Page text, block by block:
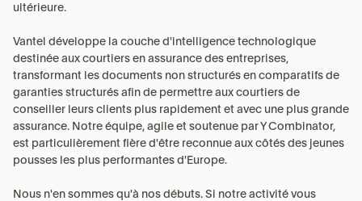
ultérieure.
Vantel développe la couche d'intelligence technologique
destinée aux courtiers en assurance des entreprises,
transformant les documents non structurés en comparatifs de
garanties structurés afin de permettre aux courtiers de
conseiller leurs clients plus rapidement et avec une plus grande
assurance. Notre équipe, agile et soutenue par Y Combinator,
est particulièrement fière d'être reconnue aux côtés des jeunes
pousses les plus performantes d'Europe.
Nous n'en sommes qu'à nos débuts. Si notre activité vous